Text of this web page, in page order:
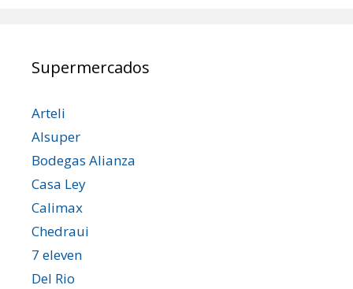
Supermercados
Arteli
Alsuper
Bodegas Alianza
Casa Ley
Calimax
Chedraui
7 eleven
Del Rio